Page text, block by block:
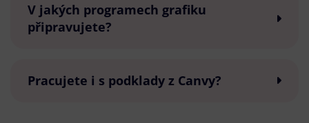
V jakých programech grafiku
připravujete?
Pracujete i s podklady z Canvy?